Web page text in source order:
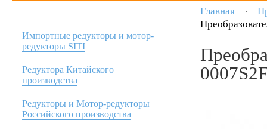
Импортные редукторы и мотор-
редукторы SITI
Редуктора Китайского
производства
Редукторы и Мотор-редукторы
Российского производства
Главная